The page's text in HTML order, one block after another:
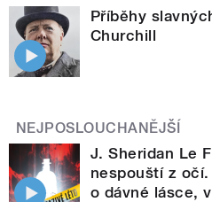
Příběhy
Churchill
NEJPOSLOUCHANĚJŠÍ
J. Sheridan Le
nespouští z
o dávné lásce,